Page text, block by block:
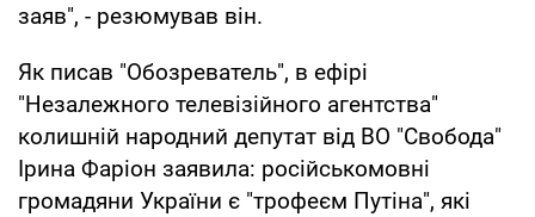
заяв", - резюмував він.
Як писав "Обозреватель", в ефірі
"Незалежного телевізійного агентства"
колишній народний депутат від ВО "Свобода"
Ірина Фаріон заявила: російськомовні
громадяни України є "трофеєм Путіна", які